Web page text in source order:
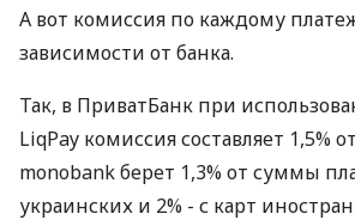
А вот комиссия по каждому
зависимости от банка.
Так, в ПриватБанк при
LiqPay комиссия составляет 1,5%
monobank берет 1,3% от суммы
украинских и 2% - с карт